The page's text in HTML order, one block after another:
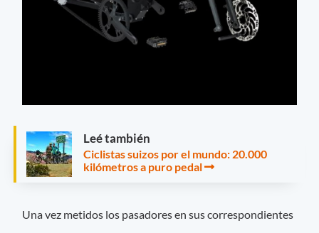
Leé también
Ciclistas suizos por el mundo: 20.000
kilómetros a puro pedal
Una vez metidos los pasadores en sus correspondientes